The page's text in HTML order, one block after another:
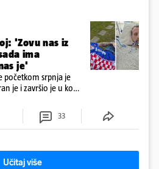
'Zovu nas iz
ima
je'
početkom srpnja je
je i završio je u komi.
u oporavak: 'Imamo
33
Učitaj više